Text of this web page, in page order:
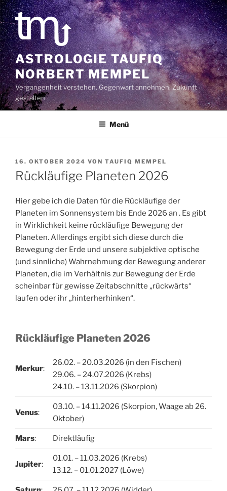
Zum
Inhalt
springen
ASTROLOGIE TAUFIQ
NORBERT MEMPEL
Vergangenheit verstehen. Gegenwart annehmen. Zukunft
gestalten
Menü
VERÖFFENTLICHT
AM
16. OKTOBER 2024 VON TAUFIQ MEMPEL
Rückläufige Planeten 2026
Hier gebe ich die Daten für die Rückläufige der
Planeten im Sonnensystem bis Ende 2026 an . Es gibt
in Wirklichkeit keine rückläufige Bewegung der
Planeten. Allerdings ergibt sich diese durch die
Bewegung der Erde und unsere subjektive optische
(und sinnliche) Wahrnehmung der Bewegung anderer
Planeten, die im Verhältnis zur Bewegung der Erde
scheinbar für gewisse Zeitabschnitte „rückwärts“
laufen oder ihr „hinterherhinken“.
Rückläufige Planeten 2026
Merkur:
26.02. – 20.03.2026 (in den Fischen)
29.06. – 24.07.2026 (Krebs)
24.10. – 13.11.2026 (Skorpion)
Venus:
03.10. – 14.11.2026 (Skorpion, Waage ab 26.
Oktober)
Mars: Direktläufig
Jupiter:
01.01. – 11.03.2026 (Krebs)
13.12. – 01.01.2027 (Löwe)